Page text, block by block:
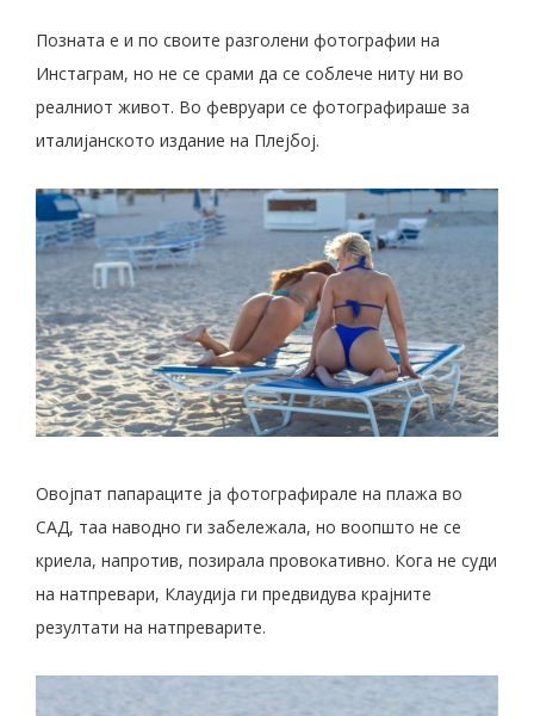
Позната е и по своите разголени фотографии на
Инстаграм, но не се срами да се соблече ниту ни во
реалниот живот. Во февруари се фотографираше за
италијанското издание на Плејбој.
Овојпат папараците ја фотографирале на плажа во
САД, таа наводно ги забележала, но воопшто не се
криела, напротив, позирала провокативно. Кога не суди
на натпревари, Клаудија ги предвидува крајните
резултати на натпреварите.